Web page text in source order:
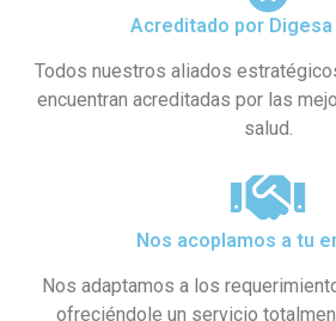
Acreditado por Digesa
Todos nuestros aliados
encuentran acreditadas por las
salud.
Nos acoplamos a tu
Nos adaptamos a los
ofreciéndole un servicio